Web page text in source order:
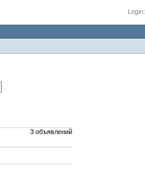
Login:
3 объявлений